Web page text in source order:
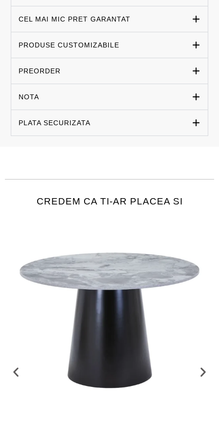
CEL MAI MIC PRET GARANTAT
PRODUSE CUSTOMIZABILE
PREORDER
NOTA
PLATA SECURIZATA
CREDEM CA TI-AR PLACEA SI